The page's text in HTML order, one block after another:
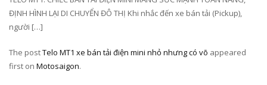
ĐỊNH HÌNH LẠI DI CHUYỂN ĐÔ THỊ Khi nhắc đến xe bán tải (Pickup),
người […]
The postTelo MT1 xe bán tải điện mini nhỏ nhưng có võ appeared
first on Motosaigon.